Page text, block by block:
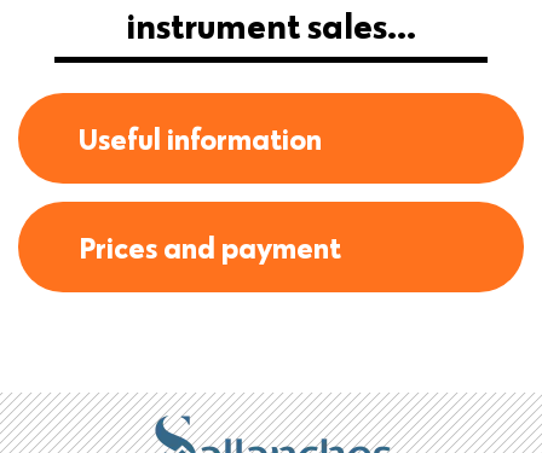
instrument sales...
Useful information
Prices and payment